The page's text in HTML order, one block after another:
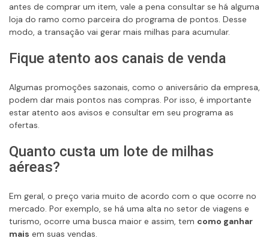
antes de comprar um item, vale a pena consultar se há alguma
loja do ramo como parceira do programa de pontos. Desse
modo, a transação vai gerar mais milhas para acumular.
Fique atento aos canais de venda
Algumas promoções sazonais, como o aniversário da empresa,
podem dar mais pontos nas compras. Por isso, é importante
estar atento aos avisos e consultar em seu programa as
ofertas.
Quanto custa um lote de milhas
aéreas?
Em geral, o preço varia muito de acordo com o que ocorre no
mercado. Por exemplo, se há uma alta no setor de viagens e
turismo, ocorre uma busca maior e assim, tem como ganhar
mais em suas vendas.